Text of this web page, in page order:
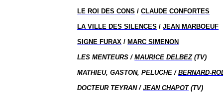
LE ROI DES CONS /CLAUDE CONFORTES
LA VILLE DES SILENCES /JEAN MARBOEUF
SIGNE FURAX / MARC SIMENON
LES MENTEURS /MAURICE DELBEZ(TV)
MATHIEU, GASTON, PELUCHE /BERNARD-
DOCTEUR TEYRAN /JEAN CHAPOT(TV)